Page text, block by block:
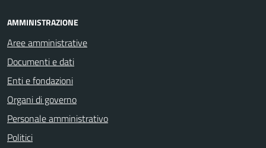
AMMINISTRAZIONE
Aree amministrative
Documenti e dati
Enti e fondazioni
Organi di governo
Personale amministrativo
Politici